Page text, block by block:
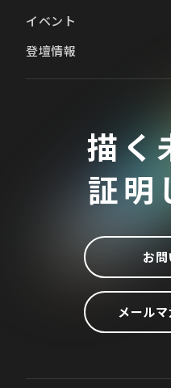
イベント
登壇情報
描く
証明
お
メール